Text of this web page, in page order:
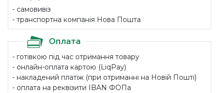
- самовивіз
- транспортна компанія Нова Пошта
Оплата
- готівкою під час отримання товару
- онлайн-оплата картою (LiqPay)
- накладений платіж (при отриманні на Новій Пошті)
- оплата на реквізити IBAN ФОПа